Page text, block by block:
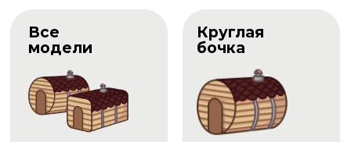
Все
модели
Круглая
бочка